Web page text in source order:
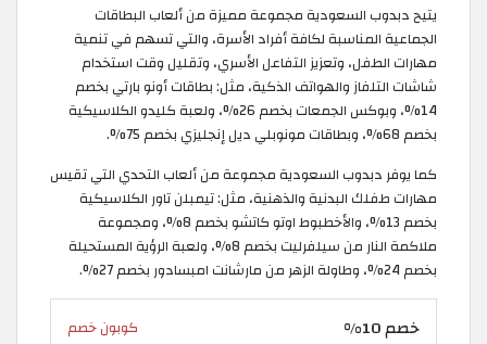
يتيح دبدوب السعودية مجموعة مميزة من ألعاب البطاقات
الجماعية المناسبة لكافة أفراد الأسرة، والتي تسهم في تنمية
مهارات الطفل، وتعزيز التفاعل الأسري، وتقليل وقت استخدام
شاشات التلفاز والهواتف الذكية، مثل: بطاقات أونو بارتي بخصم
14%، وبوكس الجمعات بخصم 26%، ولعبة كليدو الكلاسيكية
بخصم 68%، وبطاقات مونوبلي ديل إنجليزي بخصم 75%.
كما يوفر دبدوب السعودية مجموعة من ألعاب التحدي التي تقيس
مهارات طفلك البدنية والذهنية، مثل: تيمبلن تاور الكلاسيكية
بخصم 13%، والأخطبوط اوتو كاتشو بخصم 8%، ومجموعة
ملاكمة النار من سيلفرليت بخصم 8%، ولعبة الرؤية المستحيلة
بخصم 24%، وطاولة الزهر من مارشانت امبسادور بخصم 27%.
خصم 10% كوبون خصم